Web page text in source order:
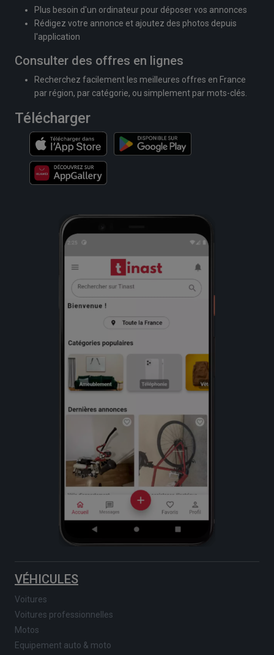
Plus besoin d'un ordinateur pour déposer vos annonces
Rédigez votre annonce et ajoutez des photos depuis
l'application
Consulter des offres en lignes
Recherchez facilement les meilleures offres en France
par région, par catégorie, ou simplement par mots-clés.
Télécharger
VÉHICULES
Voitures
Voitures professionnelles
Motos
Equipement auto & moto